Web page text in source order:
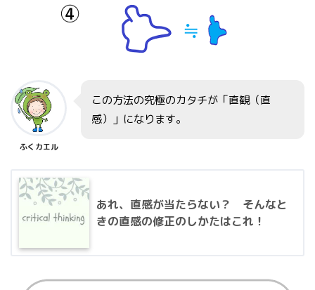
ふくカエル
この方法の究極のカタチが「直観（直
感）」になります。
あれ、直感が当たらない？ そんなと
きの直感の修正のしかたはこれ！